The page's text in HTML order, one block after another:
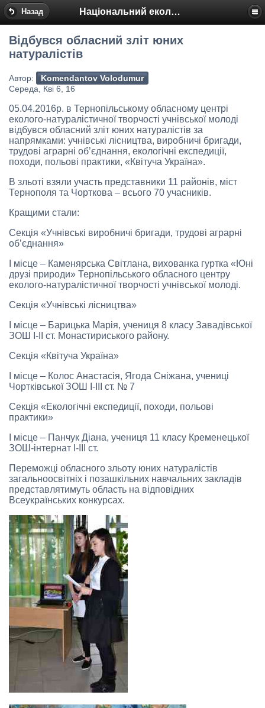
Назад Національний еколого-натуралістичний центр
Відбувся обласний зліт юних
натуралістів
Автор:
Komendantov Volodumur
Середа, Кві 6, 16
05.04.2016р. в Тернопільському обласному центрі
еколого-натуралістичної творчості учнівської молоді
відбувся обласний зліт юних натуралістів за
напрямками: учнівські лісництва, виробничі бригади,
трудові аграрні об’єднання, екологічні експедиції,
походи, польові практики, «Квітуча Україна».
В зльоті взяли участь представники 11 районів, міст
Тернополя та Чорткова – всього 70 учасників.
Кращими стали:
Секція «Учнівські виробничі бригади, трудові аграрні
об’єднання»
І місце – Каменярська Світлана, вихованка гуртка «Юні
друзі природи» Тернопільського обласного центру
еколого-натуралістичної творчості учнівської молоді.
Секція «Учнівські лісництва»
І місце – Барицька Марія, учениця 8 класу Завадівської
ЗОШ І-ІІ ст. Монастириського району.
Секція «Квітуча Україна»
І місце – Колос Анастасія, Ягода Сніжана, учениці
Чортківської ЗОШ І-ІІІ ст. № 7
Секція «Екологічні експедиції, походи, польові
практики»
І місце – Панчук Діана, учениця 11 класу Кременецької
ЗОШ-інтернат І-ІІІ ст.
Переможці обласного зльоту юних натуралістів
загальноосвітніх і позашкільних навчальних закладів
представлятимуть область на відповідних
Всеукраїнських конкурсах.